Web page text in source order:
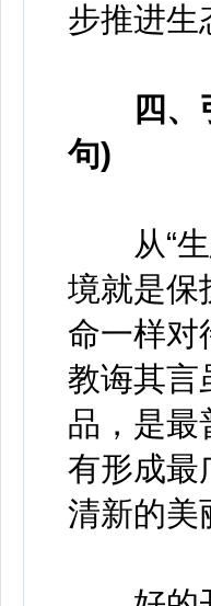
步推进生
四、引
句)
从“生
境就是保
命一样对
教诲其言
品，是最
有形成最
清新的美